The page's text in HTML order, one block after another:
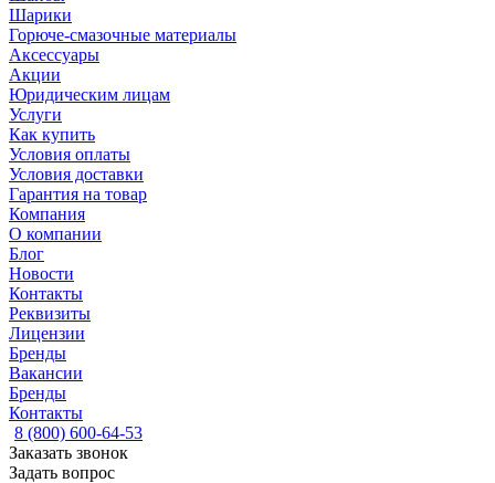
Шарики
Горюче-смазочные материалы
Аксессуары
Акции
Юридическим лицам
Услуги
Как купить
Условия оплаты
Условия доставки
Гарантия на товар
Компания
О компании
Блог
Новости
Контакты
Реквизиты
Лицензии
Бренды
Вакансии
Бренды
Контакты
8 (800) 600-64-53
Заказать звонок
Задать вопрос